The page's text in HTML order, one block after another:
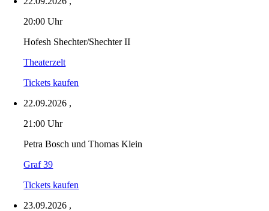
20:00 Uhr
Hofesh Shechter/Shechter II
Theaterzelt
Tickets kaufen
22.09.2026 ,
21:00 Uhr
Petra Bosch und Thomas Klein
Graf 39
Tickets kaufen
23.09.2026 ,